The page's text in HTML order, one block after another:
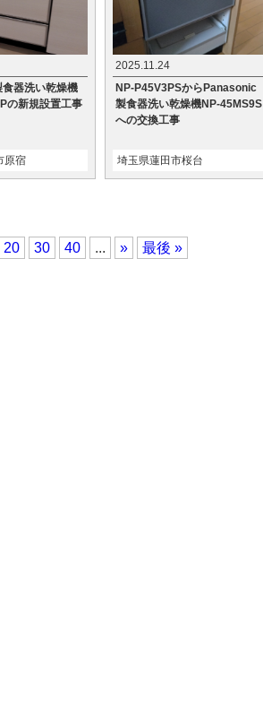
器洗い乾燥機
の新規設置工事
原宿
2025.11.24
NP-P45V3PSからPanasonic
製食器洗い乾燥機NP-45MS9S
への交換工事
埼玉県蓮田市桜台
20 30 40 ... » 最後 »